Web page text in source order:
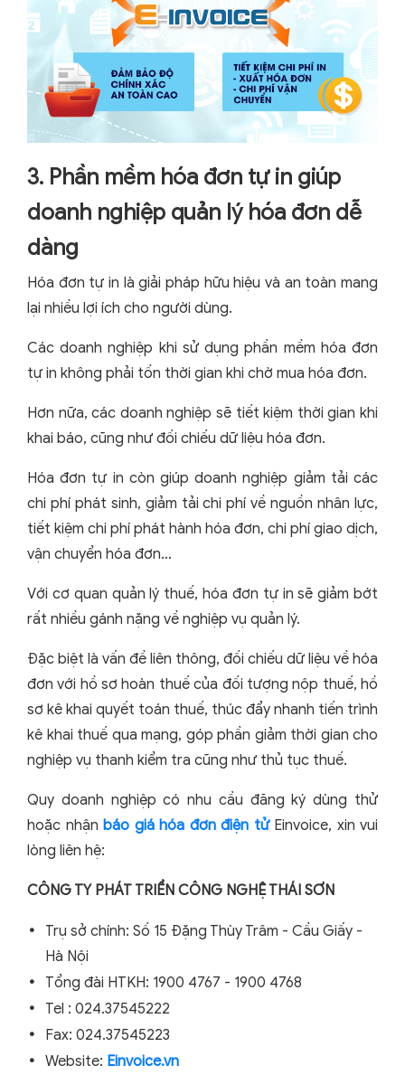
3. Phần mềm hóa đơn tự in giúp
doanh nghiệp quản lý hóa đơn dễ
dàng
Hóa đơn tự in là giải pháp hữu hiệu và an toàn mang
lại nhiều lợi ích cho người dùng.
Các doanh nghiệp khi sử dụng phần mềm hóa đơn
tự in không phải tốn thời gian khi chờ mua hóa đơn.
Hơn nữa, các doanh nghiệp sẽ tiết kiệm thời gian khi
khai báo, cũng như đối chiếu dữ liệu hóa đơn.
Hóa đơn tự in còn giúp doanh nghiệp giảm tải các
chi phí phát sinh, giảm tải chi phí về nguồn nhân lực,
tiết kiệm chi phí phát hành hóa đơn, chi phí giao dịch,
vận chuyển hóa đơn…
Với cơ quan quản lý thuế, hóa đơn tự in sẽ giảm bớt
rất nhiều gánh nặng về nghiệp vụ quản lý.
Đặc biệt là vấn đề liên thông, đối chiếu dữ liệu về hóa
đơn với hồ sơ hoàn thuế của đối tượng nộp thuế, hồ
sơ kê khai quyết toán thuế, thúc đẩy nhanh tiến trình
kê khai thuế qua mạng, góp phần giảm thời gian cho
nghiệp vụ thanh kiểm tra cũng như thủ tục thuế.
Quy doanh nghiệp có nhu cầu đăng ký dùng thử
hoặc nhận báo giá hóa đơn điện tửEinvoice, xin vui
lòng liên hệ:
CÔNG TY PHÁT TRIỂN CÔNG NGHỆ THÁI SƠN
Trụ sở chính: Số 15 Đặng Thùy Trâm - Cầu Giấy -
Hà Nội
Tổng đài HTKH: 1900 4767 - 1900 4768
Tel : 024.37545222
Fax: 024.37545223
Website: Einvoice.vn